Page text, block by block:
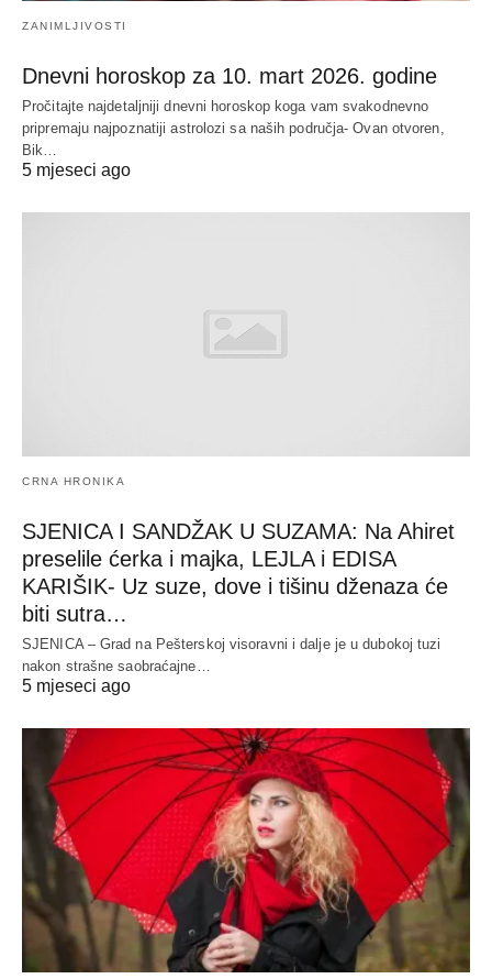
ZANIMLJIVOSTI
Dnevni horoskop za 10. mart 2026. godine
Pročitajte najdetaljniji dnevni horoskop koga vam svakodnevno
pripremaju najpoznatiji astrolozi sa naših područja- Ovan otvoren,
Bik…
5 mjeseci ago
CRNA HRONIKA
SJENICA I SANDŽAK U SUZAMA: Na Ahiret
preselile ćerka i majka, LEJLA i EDISA
KARIŠIK- Uz suze, dove i tišinu dženaza će
biti sutra…
SJENICA – Grad na Pešterskoj visoravni i dalje je u dubokoj tuzi
nakon strašne saobraćajne…
5 mjeseci ago